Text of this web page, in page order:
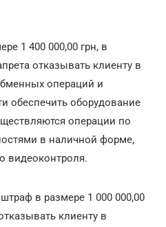
1 400 000,00 грн, в
отказывать клиенту в
операций и
обеспечить оборудование
операции по
в наличной форме,
видеоконтроля.
в размере 1 000 000,00
клиенту в